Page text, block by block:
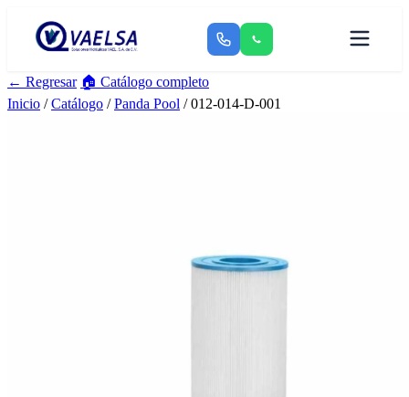
← Regresar 🏠 Catálogo completo
Inicio /Catálogo /Panda Pool / 012-014-D-001